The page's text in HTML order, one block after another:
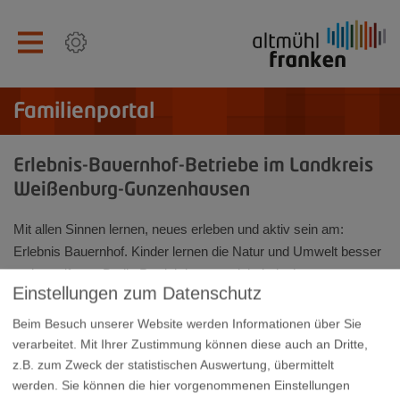
Familienportal
Erlebnis-Bauernhof-Betriebe im Landkreis
Weißenburg-Gunzenhausen
Mit allen Sinnen lernen, neues erleben und aktiv sein am:
Erlebnis Bauernhof. Kinder lernen die Natur und Umwelt besser
zu begreifen, z.B. die Produktion von einheimischen
Lebensmitteln.
Angebote für Schulklassen, Familiengruppen und vieles mehr...
Programm des Bayerischen Staatsministeriums für Ernährung
Landwirtschaft und Forsten
Einstellungen zum Datenschutz
Beim Besuch unserer Website werden Informationen über Sie
verarbeitet. Mit Ihrer Zustimmung können diese auch an Dritte,
z.B. zum Zweck der statistischen Auswertung, übermittelt
werden. Sie können die hier vorgenommenen Einstellungen